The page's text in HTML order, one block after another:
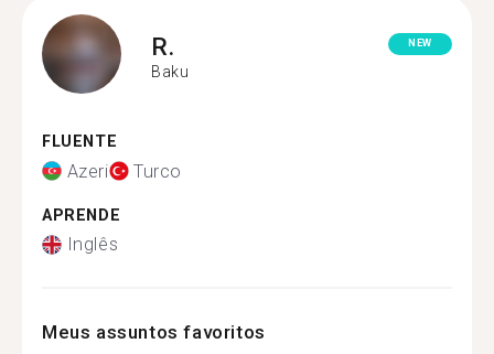
R.
Baku
NEW
FLUENTE
Azeri Turco
APRENDE
Inglês
Meus assuntos favoritos